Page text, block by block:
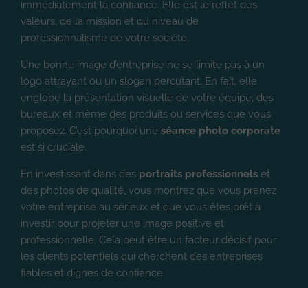
immédiatement la confiance. Elle est le reflet des
valeurs, de la mission et du niveau de
professionnalisme de votre société.
Une bonne image d’entreprise ne se limite pas à un
logo attrayant ou un slogan percutant. En fait, elle
englobe la présentation visuelle de votre équipe, des
bureaux et même des produits ou services que vous
proposez. C’est pourquoi une séance photo corporate
est si cruciale.
En investissant dans des portraits professionnels et
des photos de qualité, vous montrez que vous prenez
votre entreprise au sérieux et que vous êtes prêt à
investir pour projeter une image positive et
professionnelle. Cela peut être un facteur décisif pour
les clients potentiels qui cherchent des entreprises
fiables et dignes de confiance.